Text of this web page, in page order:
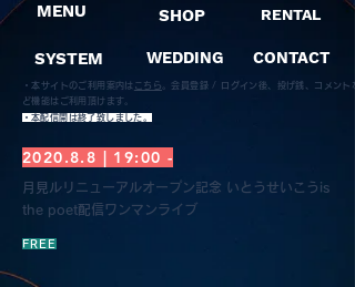
MENU
SYSTEM
SHOP
WEDDING
RENTAL
CONTACT
・本サイトのご利用案内は こちら
会員登録 / ログイン後、投げ銭、コメント
ど機能はご利用頂けます。
​・本配信開は終了致しました。
2020.8.8 | 19:00 -
月見ルリニューアルオープン記念 いとうせいこうis
the poet配信ワンマンライブ
FREE